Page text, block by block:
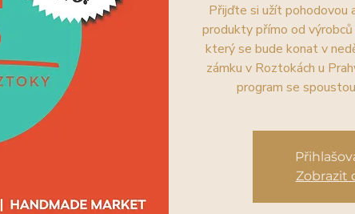
Přijďte si užít pohodovou
produkty přímo od
který se bude konat v
zámku v Roztokách u
program se
Zobrazit